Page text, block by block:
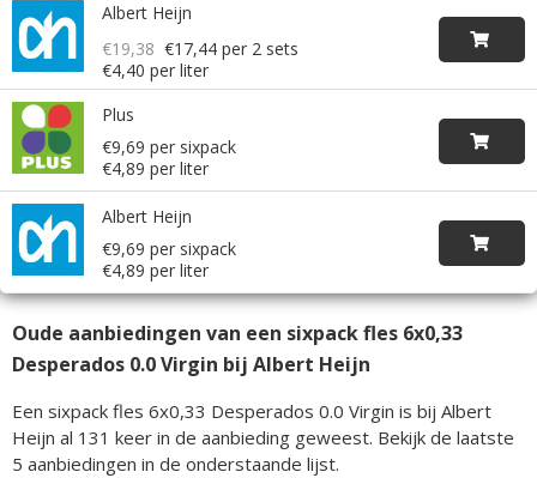
Albert Heijn
€19,38 €17,44 per 2 sets
€4,40 per liter
Plus
€9,69 per sixpack
€4,89 per liter
Albert Heijn
€9,69 per sixpack
€4,89 per liter
Oude aanbiedingen van een sixpack fles 6x0,33
Desperados 0.0 Virgin bij Albert Heijn
Een sixpack fles 6x0,33 Desperados 0.0 Virgin is bij Albert
Heijn al 131 keer in de aanbieding geweest. Bekijk de laatste
5 aanbiedingen in de onderstaande lijst.